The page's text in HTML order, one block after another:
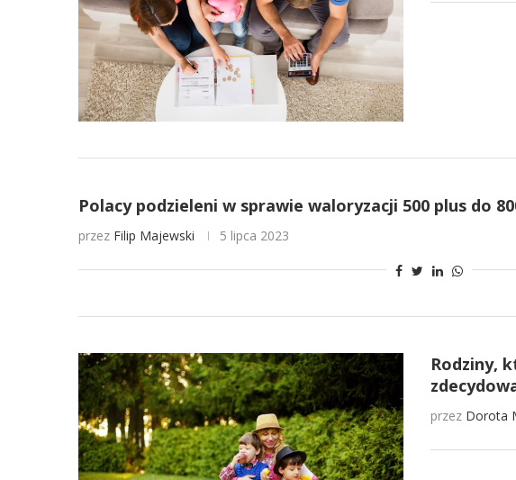
Polacy podzieleni w sprawie waloryzacji 500 plus do
przez Filip Majewski 5 lipca 2023
Rodziny,
przez Dorota